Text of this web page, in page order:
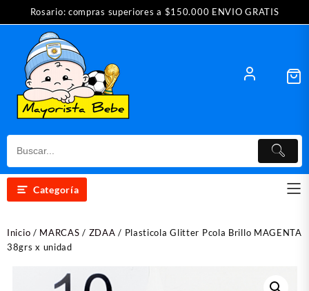
contenido
Rosario: compras superiores a $150.000 ENVIO GRATIS
Categoría
Inicio / MARCAS / ZDAA / Plasticola Glitter Pcola Brillo MAGENTA
38grs x unidad